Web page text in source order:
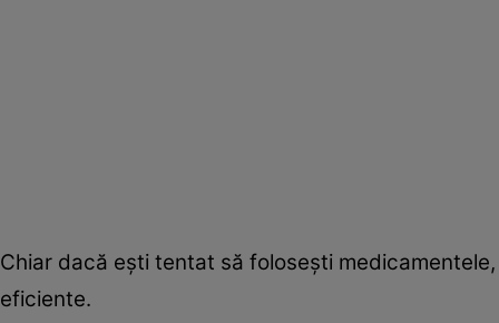
Chiar dacă eşti tentat să foloseşti
eficiente.